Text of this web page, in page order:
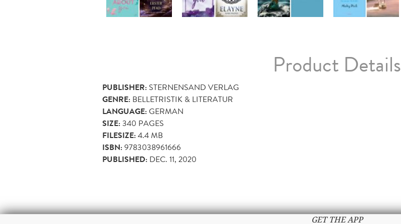
Product Details
PUBLISHER: STERNENSAND VERLAG
GENRE: BELLETRISTIK & LITERATUR
LANGUAGE:GERMAN
SIZE:340 PAGES
FILESIZE:4.4 MB
ISBN:9783038961666
PUBLISHED: DEC. 11, 2020
GET THE APP